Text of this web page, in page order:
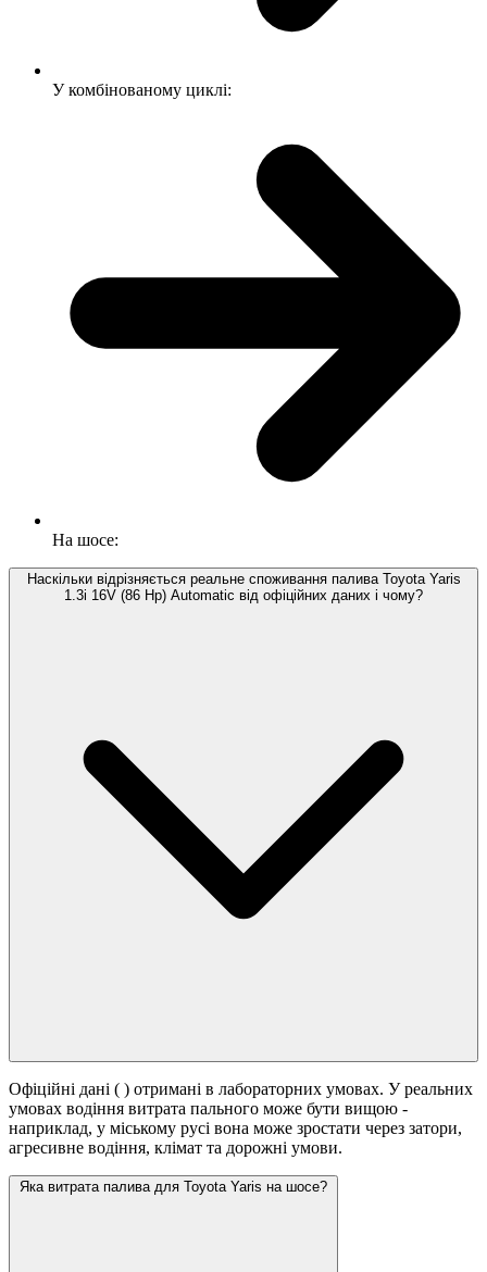
У комбінованому циклі:
На шосе:
Наскільки відрізняється реальне споживання палива Toyota Yaris
1.3i 16V (86 Hp) Automatic від офіційних даних і чому?
Офіційні дані ( ) отримані в лабораторних умовах. У реальних
умовах водіння витрата пального може бути вищою -
наприклад, у міському русі вона може зростати через затори,
агресивне водіння, клімат та дорожні умови.
Яка витрата палива для Toyota Yaris на шосе?